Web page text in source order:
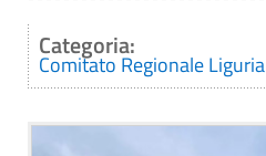
Categoria:
Comitato Regionale Liguria